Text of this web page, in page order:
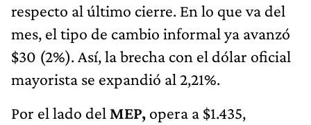
respecto al último cierre. En lo que va del
mes, el tipo de cambio informal ya avanzó
$30 (2%). Así, la brecha con el dólar oficial
mayorista se expandió al 2,21%.
Por el lado del MEP, opera a $1.435,